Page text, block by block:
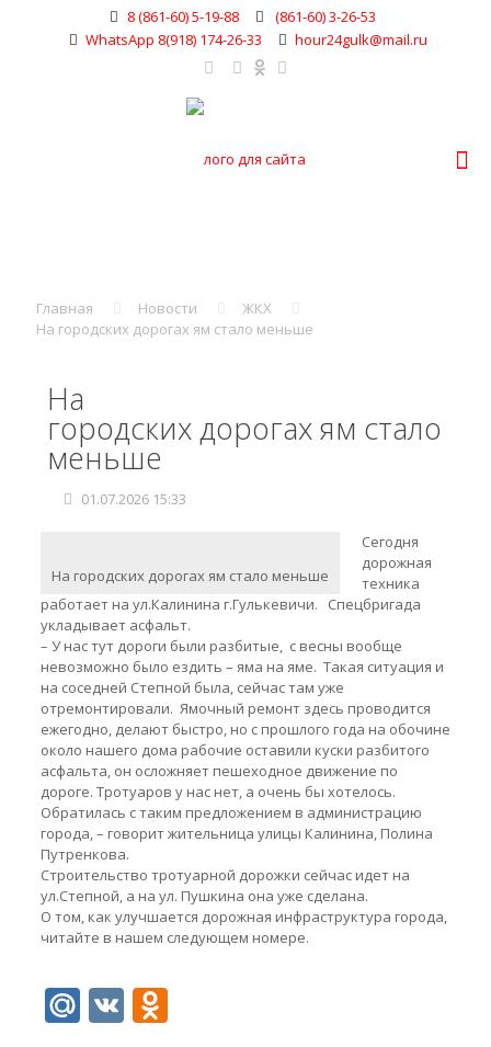
8 (861-60) 5-19-88
(861-60) 3-26-53
WhatsApp 8(918) 174-26-33
hour24gulk@mail.ru
Главная Новости
ЖКХ
На городских дорогах ям стало меньше
На
городских дорогах ям стало
меньше
01.07.2026 15:33
На городских дорогах ям стало меньше
Сегодня
дорожная
техника
работает на ул.Калинина г.Гулькевичи. Спецбригада
укладывает асфальт.
– У нас тут дороги были разбитые, с весны вообще
невозможно было ездить – яма на яме. Такая ситуация и
на соседней Степной была, сейчас там уже
отремонтировали. Ямочный ремонт здесь проводится
ежегодно, делают быстро, но с прошлого года на обочине
около нашего дома рабочие оставили куски разбитого
асфальта, он осложняет пешеходное движение по
дороге. Тротуаров у нас нет, а очень бы хотелось.
Обратилась с таким предложением в администрацию
города, – говорит жительница улицы Калинина, Полина
Путренкова.
Строительство тротуарной дорожки сейчас идет на
ул.Степной, а на ул. Пушкина она уже сделана.
О том, как улучшается дорожная инфраструктура города,
читайте в нашем следующем номере.
Mail.Ru
VKOdnoklassniki